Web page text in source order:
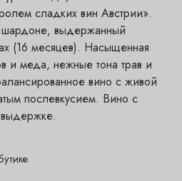
сладких вин Австрии».
выдержанный
(16 месяцев). Насыщенная
и меда, нежные тона трав и
вино с живой
послевкусием. Вино с